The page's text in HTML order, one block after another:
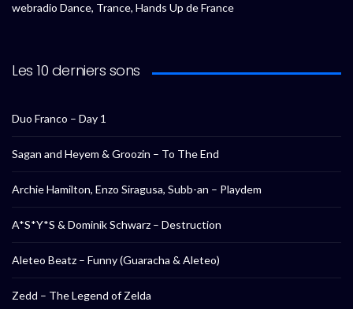
webradio Dance, Trance, Hands Up de France
Les 10 derniers sons
Duo Franco – Day 1
Sagan and Heyem & Groozin – To The End
Archie Hamilton, Enzo Siragusa, Subb-an – Playdem
A*S*Y*S & Dominik Schwarz – Destruction
Aleteo Beatz – Funny (Guaracha & Aleteo)
Zedd – The Legend of Zelda